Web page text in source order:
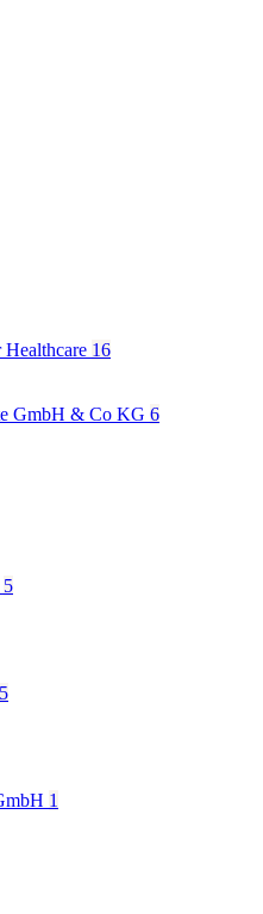
16
GmbH & Co KG 6
5
5
1